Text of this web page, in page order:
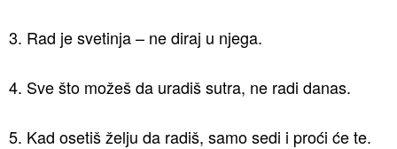
3. Rad je svetinja – ne diraj u njega.
4. Sve što možeš da uradiš sutra, ne radi danas.
5. Kad osetiš želju da radiš, samo sedi i proći će te.